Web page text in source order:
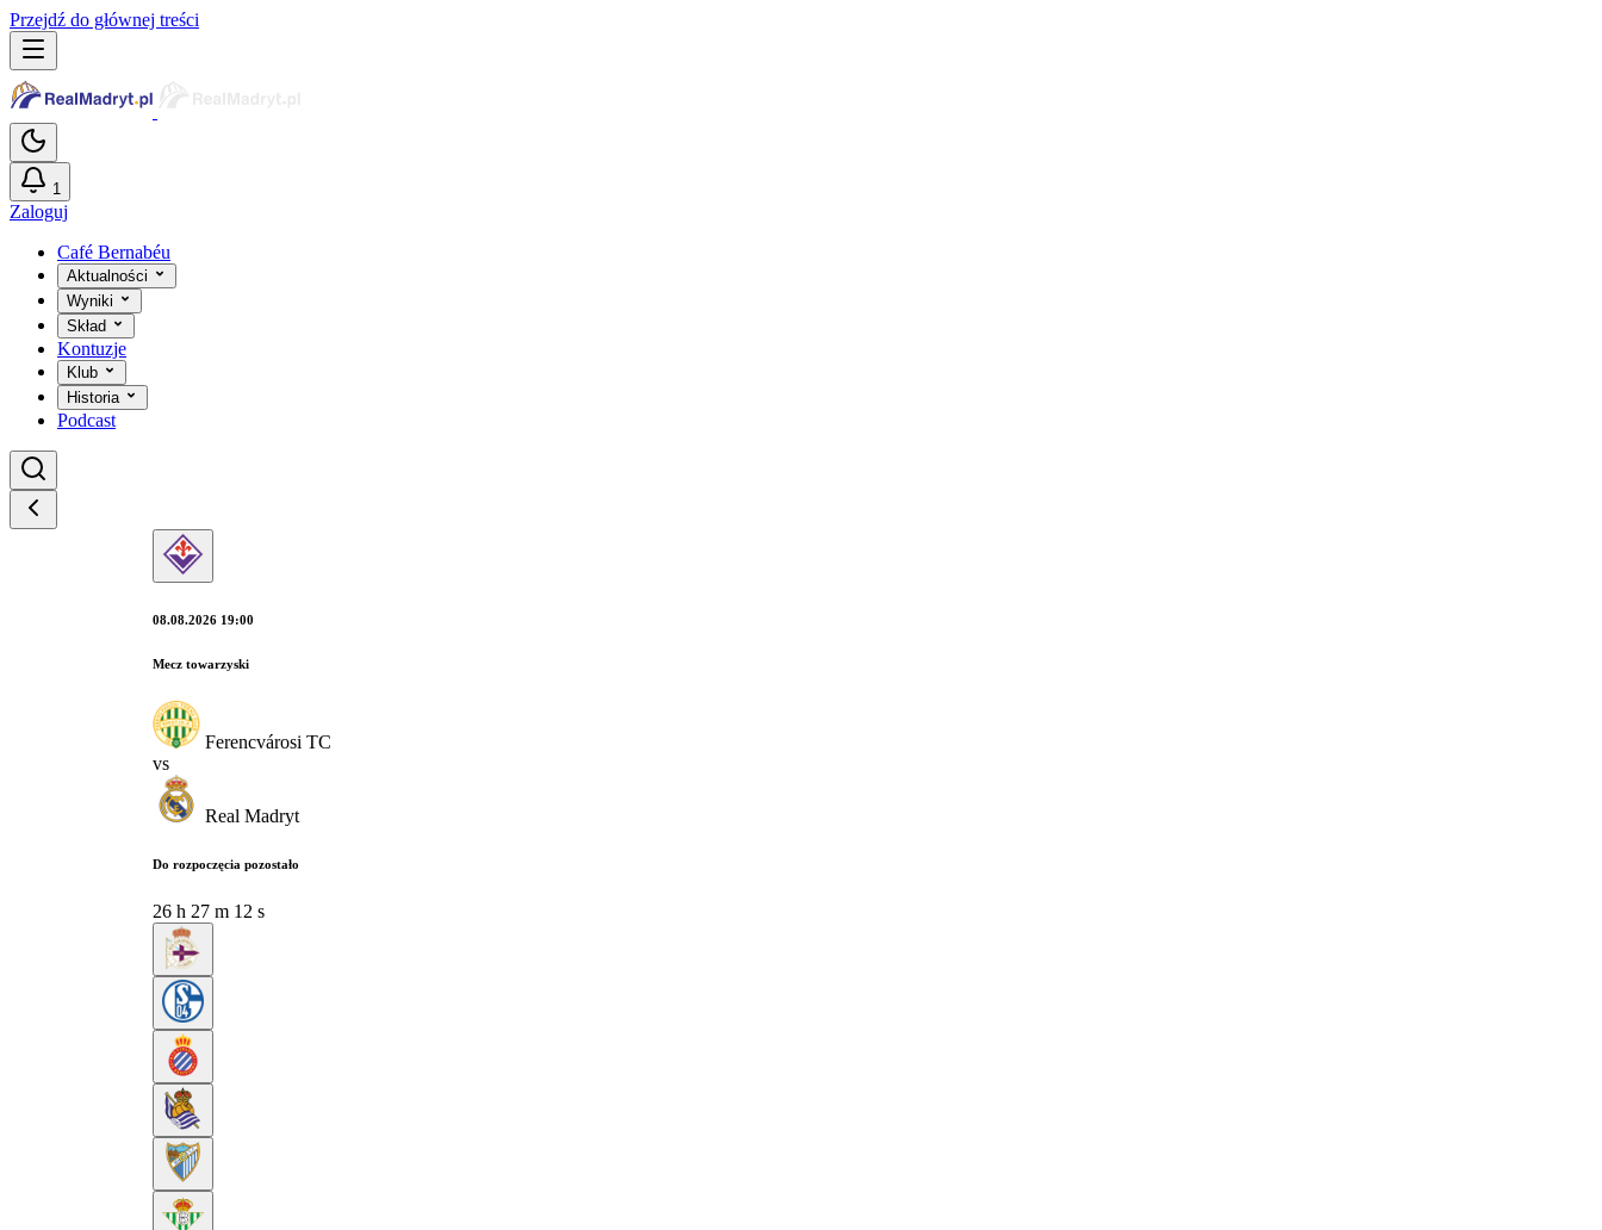
Przejdź do głównej treści
1
Zaloguj
Café Bernabéu
Aktualności
Wyniki
Skład
Kontuzje
Klub
Historia
Podcast
08.08.2026 19:00
Mecz towarzyski
Ferencvárosi TC
vs
Real Madryt
Do rozpoczęcia pozostało
26 h 27 m 11 s